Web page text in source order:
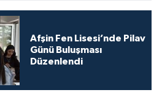
Afşin Fen Lisesi’nde Pilav
Günü Buluşması
Düzenlendi